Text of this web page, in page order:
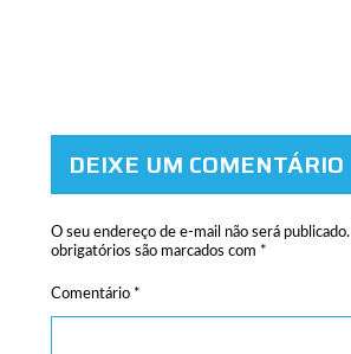
DEIXE UM COMENTÁRIO
O seu endereço de e-mail não será publicado.
obrigatórios são marcados com *
Comentário *